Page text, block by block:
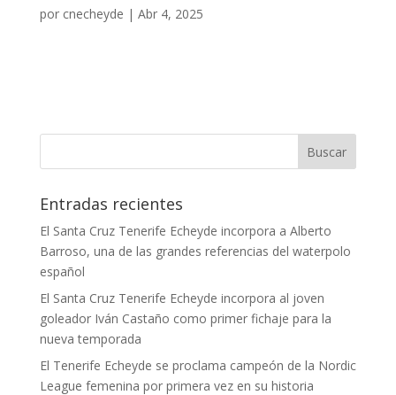
por cnecheyde | Abr 4, 2025
Entradas recientes
El Santa Cruz Tenerife Echeyde incorpora a Alberto
Barroso, una de las grandes referencias del waterpolo
español
El Santa Cruz Tenerife Echeyde incorpora al joven
goleador Iván Castaño como primer fichaje para la
nueva temporada
El Tenerife Echeyde se proclama campeón de la Nordic
League femenina por primera vez en su historia